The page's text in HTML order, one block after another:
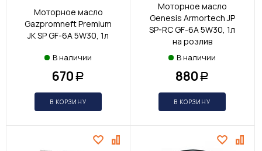
Моторное масло
Gazpromneft Premium
JK SP GF-6A 5W30, 1л
В наличии
670 Р
В КОРЗИНУ
Моторное масло
Genesis Armortech JP
SP-RC GF-6A 5W30, 1л
на розлив
В наличии
880 Р
В КОРЗИНУ